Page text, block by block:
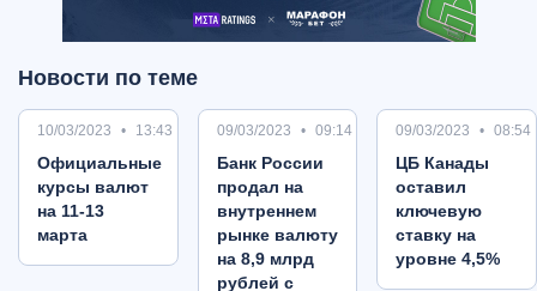
Новости по теме
10/03/2023 13:43
Oфициальные
курсы валют
на 11-13
марта
09/03/2023 09:14
Банк России
продал на
внутреннем
рынке валюту
на 8,9 млрд
рублей с
09/03/2023 08:54
ЦБ Канады
оставил
ключевую
ставку на
уровне 4,5%